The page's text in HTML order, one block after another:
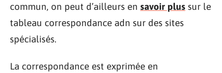
commun, on peut d’ailleurs en savoir plus sur le
tableau correspondance adn sur des sites
spécialisés.
La correspondance est exprimée en